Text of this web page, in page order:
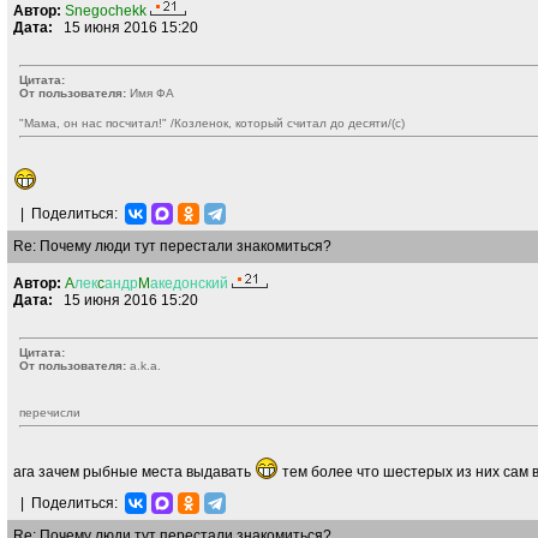
Автор: Snegochekk
Дата: 15 июня 2016 15:20
Цитата:
От пользователя: Имя ФА
"Мама, он нас посчитал!" /Козленок, который считал до десяти/(с)
Поделиться:
Re: Почему люди тут перестали знакомиться?
Автор: AлекcандрMакедонский
Дата: 15 июня 2016 15:20
Цитата:
От пользователя: a.k.a.
перечисли
ага зачем рыбные места выдавать
тем более что шестерых из них сам
Поделиться: